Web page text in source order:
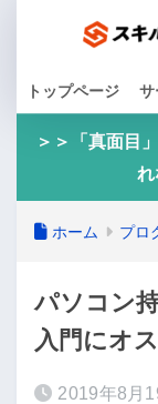
トップページ サ
＞＞「真面目
れ
ホーム プロ
パソコン
入門にオ
2019年8月